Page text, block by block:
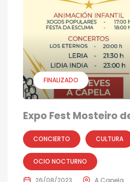
FINALIZADO
Expo Fest Mosteiro
CONCIERTO CULTURA
OCIO NOCTURNO
26/08/2023 A Capela